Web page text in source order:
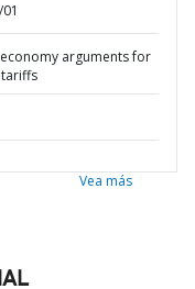
arguments for
Vea más